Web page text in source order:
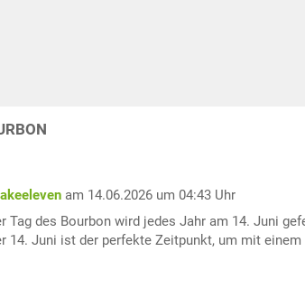
am 14.06.2026 um 04:43 Uhr
Tag des Bourbon wird jedes Jahr am 14. Juni
14. Juni ist der perfekte Zeitpunkt, um mit